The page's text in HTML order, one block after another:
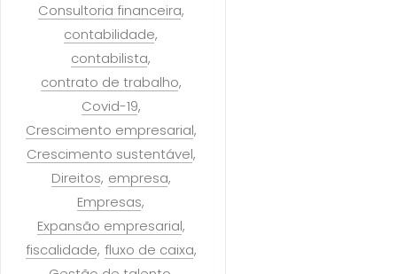
Consultoria financeira
contabilidade
contabilista
contrato de trabalho
Covid-19
Crescimento empresarial
Crescimento sustentável
Direitos empresa
Empresas
Expansão empresarial
fiscalidade fluxo de caixa